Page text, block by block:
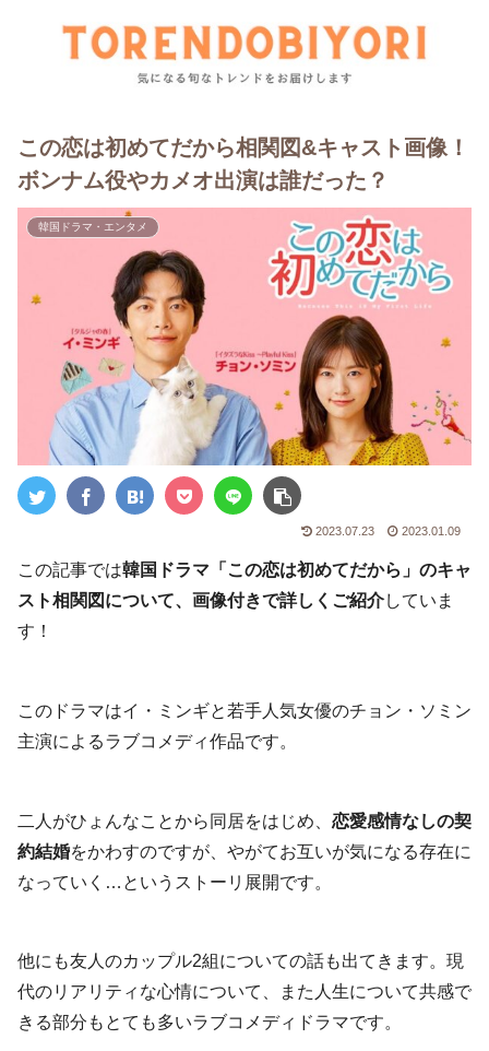
この恋は初めてだから相関図&キャスト画像！
ボンナム役やカメオ出演は誰だった？
韓国ドラマ・エンタメ
2023.07.23 2023.01.09
この記事では韓国ドラマ「この恋は初めてだから」のキャ
スト相関図について、画像付きで詳しくご紹介していま
す！
このドラマはイ・ミンギと若手人気女優のチョン・ソミン
主演によるラブコメディ作品です。
二人がひょんなことから同居をはじめ、 恋愛感情なしの契
約結婚をかわすのですが、やがてお互いが気になる存在に
なっていく…というストーリ展開です。
他にも友人のカップル2組についての話も出てきます。現
代のリアリティな心情について、また人生について共感で
きる部分もとても多いラブコメディドラマです。